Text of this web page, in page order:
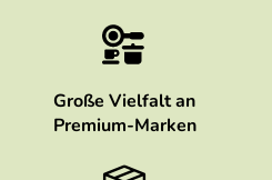
Große Vielfalt an
Premium-Marken